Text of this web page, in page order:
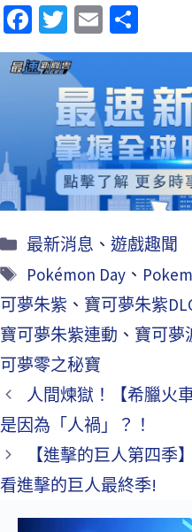
Fa
ce
b
k
T
wi
tt
er
E
m
l
享
最新消息 、遊戲趣聞
Pokémon Day 、
可夢朱紫 、 寶可夢朱紫
寶可夢朱紫連動 、 寶可夢
可夢零之秘寶
人間煉獄！【希臘火
是因為「人禍」？！
【進擊的巨人第四季
看進擊的巨人最終季!